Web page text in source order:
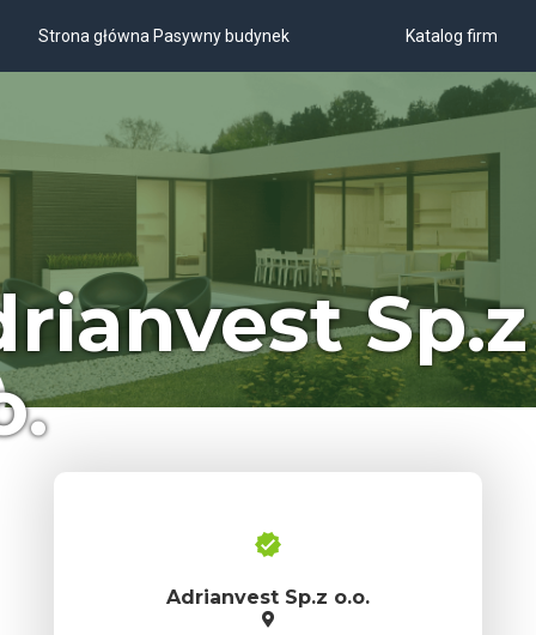
Strona główna Pasywny budynek Katalog firm
Sp.z
Adrianvest Sp.z o.o.